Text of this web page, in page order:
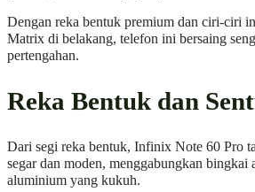
Dengan reka bentuk premium dan ciri-ciri
Matrix di belakang, telefon ini bersaing
pertengahan.
Reka Bentuk dan
Dari segi reka bentuk, Infinix Note 60 Pro
segar dan moden, menggabungkan
aluminium yang kukuh.